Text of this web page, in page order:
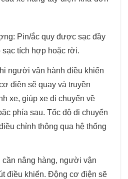
Pin/ắc quy được sạc đầy
sạc tích hợp hoặc rời.
người vận hành điều khiển
điện sẽ quay và truyền
xe, giúp xe di chuyển về
phía sau. Tốc độ di chuyển
chỉnh thông qua hệ thống
cần nâng hàng, người vận
điều khiển. Động cơ điện sẽ